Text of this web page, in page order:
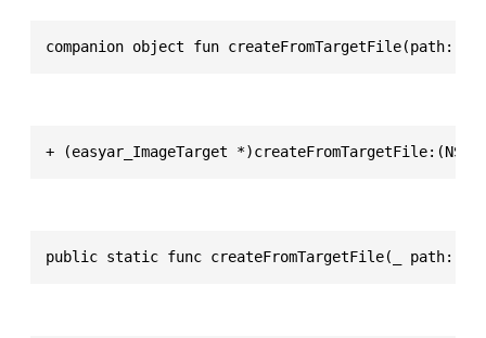
companion object fun createFromTargetFile(path:
+ (easyar_ImageTarget
public static func createFromTargetFile(_ path: